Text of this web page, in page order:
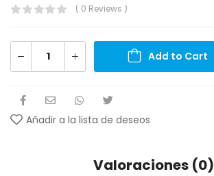
( 0 Reviews )
Add to Cart
Añadir a la lista de deseos
Valoraciones (0)